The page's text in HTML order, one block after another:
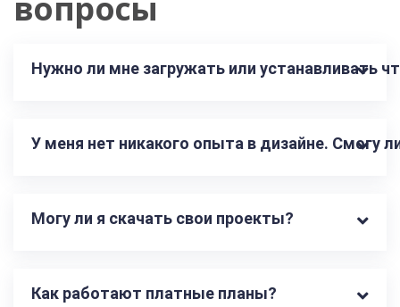
Нужно ли мне загружать или устанавливать
У меня нет никакого опыта в дизайне. Смогу
Могу ли я скачать свои проекты?
Как работают платные планы?